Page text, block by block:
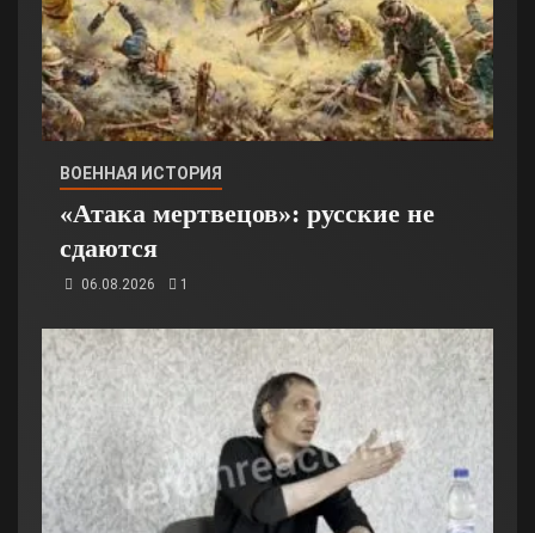
ВОЕННАЯ ИСТОРИЯ
«Атака мертвецов»: русские не
сдаются
06.08.2026 1